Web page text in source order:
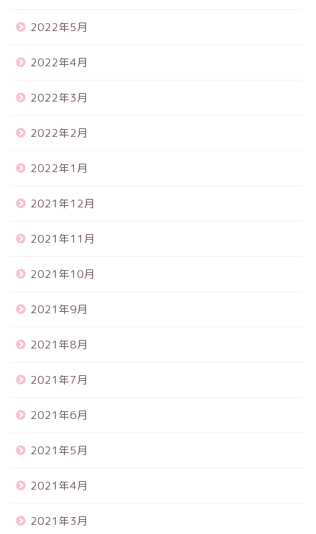
2022年5月
2022年4月
2022年3月
2022年2月
2022年1月
2021年12月
2021年11月
2021年10月
2021年9月
2021年8月
2021年7月
2021年6月
2021年5月
2021年4月
2021年3月